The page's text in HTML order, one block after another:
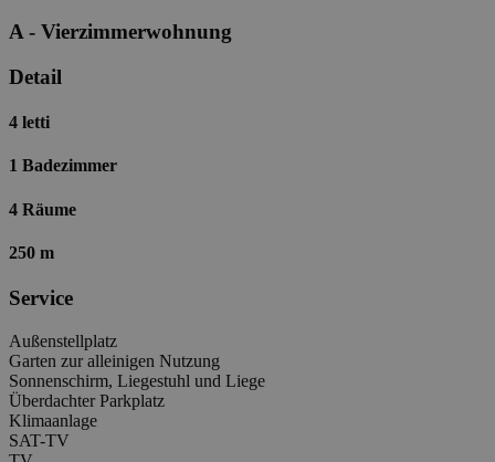
A - Vierzimmerwohnung
Detail
4 letti
1 Badezimmer
4 Räume
250 m
Service
Außenstellplatz
Garten zur alleinigen Nutzung
Sonnenschirm, Liegestuhl und Liege
Überdachter Parkplatz
Klimaanlage
SAT-TV